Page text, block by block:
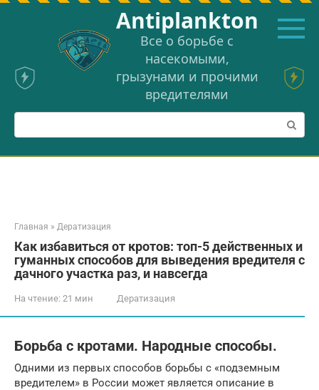
Перейти
Аntiplankton
Все о борьбе с
насекомыми,
грызунами и прочими
вредителями
Поиск:
Главная » Дератизация
Как избавиться от кротов: топ-5 действенных и
гуманных способов для выведения вредителя с
дачного участка раз, и навсегда
На чтение: 21 мин Дератизация
Борьба с кротами. Народные способы.
Одними из первых способов борьбы с «подземным
вредителем» в России может является описание в